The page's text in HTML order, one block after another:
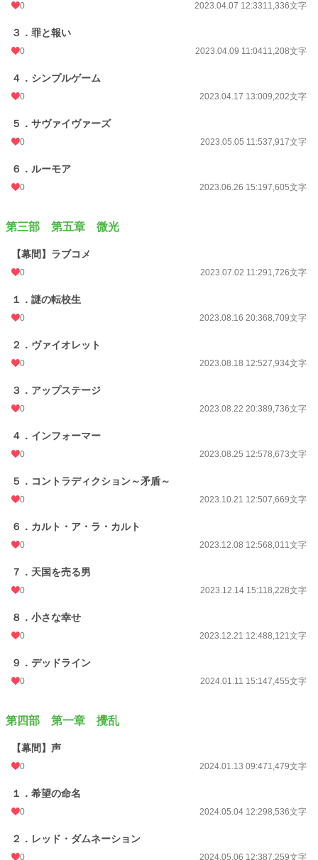
0 2023.04.07 12:3311,336文字
３．罪と報い
0 2023.04.09 11:0411,208文字
４．シンプルゲーム
0 2023.04.17 13:009,202文字
５．サヴァイヴァーズ
0 2023.05.05 11:537,917文字
６．ルーモア
0 2023.06.26 15:197,605文字
第三部 第五章 微光
【幕間】ラブコメ
0 2023.07.02 11:291,726文字
１．謎の転校生
0 2023.08.16 20:368,709文字
２．ヴァイオレット
0 2023.08.18 12:527,934文字
３．アップステージ
0 2023.08.22 20:389,736文字
４．インフォーマー
0 2023.08.25 12:578,673文字
５．コントラディクション～矛盾～
0 2023.10.21 12:507,669文字
６．カルト・ア・ラ・カルト
0 2023.12.08 12:568,011文字
７．天国を売る男
0 2023.12.14 15:118,228文字
８．小さな幸せ
0 2023.12.21 12:488,121文字
９．デッドライン
0 2024.01.11 15:147,455文字
第四部 第一章 攪乱
【幕間】声
0 2024.01.13 09:471,479文字
１．希望の命名
0 2024.05.04 12:298,536文字
２．レッド・ダムネーション
0 2024.05.06 12:387,259文字